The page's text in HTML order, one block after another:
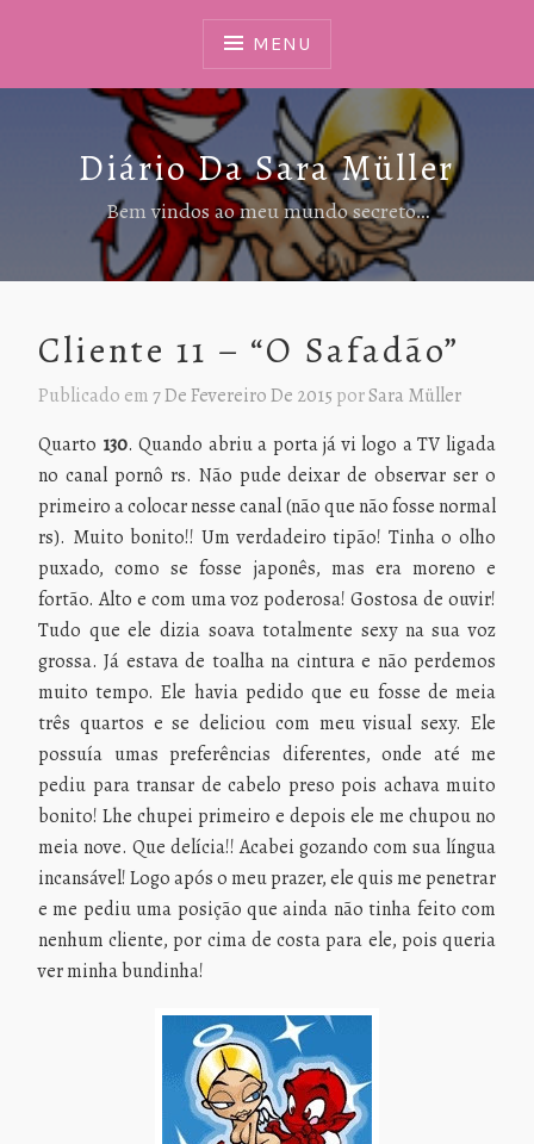
MENU
Diário Da Sara Müller
Bem vindos ao meu mundo secreto…
Cliente 11 – “O Safadão”
Publicado em 7 De Fevereiro De 2015 porSara Müller
Quarto 130. Quando abriu a porta já vi logo a TV ligada
no canal pornô rs. Não pude deixar de observar ser o
primeiro a colocar nesse canal (não que não fosse normal
rs). Muito bonito!! Um verdadeiro tipão! Tinha o olho
puxado, como se fosse japonês, mas era moreno e
fortão. Alto e com uma voz poderosa! Gostosa de ouvir!
Tudo que ele dizia soava totalmente sexy na sua voz
grossa. Já estava de toalha na cintura e não perdemos
muito tempo. Ele havia pedido que eu fosse de meia
três quartos e se deliciou com meu visual sexy. Ele
possuía umas preferências diferentes, onde até me
pediu para transar de cabelo preso pois achava muito
bonito! Lhe chupei primeiro e depois ele me chupou no
meia nove. Que delícia!! Acabei gozando com sua língua
incansável! Logo após o meu prazer, ele quis me penetrar
e me pediu uma posição que ainda não tinha feito com
nenhum cliente, por cima de costa para ele, pois queria
ver minha bundinha!